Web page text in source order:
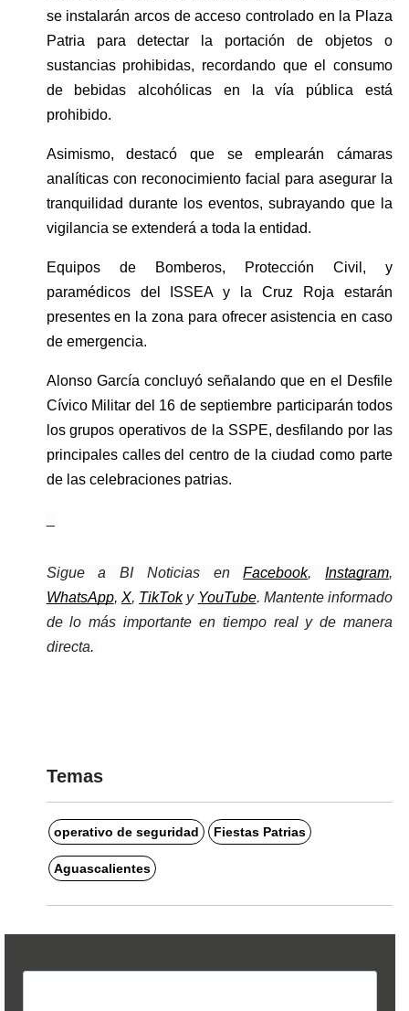
se instalarán arcos de acceso controlado en la Plaza
Patria para detectar la portación de objetos o
sustancias prohibidas, recordando que el consumo
de bebidas alcohólicas en la vía pública está
prohibido.
Asimismo, destacó que se emplearán cámaras
analíticas con reconocimiento facial para asegurar la
tranquilidad durante los eventos, subrayando que la
vigilancia se extenderá a toda la entidad.
Equipos de Bomberos, Protección Civil, y
paramédicos del ISSEA y la Cruz Roja estarán
presentes en la zona para ofrecer asistencia en caso
de emergencia.
Alonso García concluyó señalando que en el Desfile
Cívico Militar del 16 de septiembre participarán todos
los grupos operativos de la SSPE, desfilando por las
principales calles del centro de la ciudad como parte
de las celebraciones patrias.
Sigue a BI Noticias en Facebook, Instagram,
WhatsApp, X, TikTok y YouTube. Mantente informado
de lo más importante en tiempo real y de manera
directa.
Temas
operativo de seguridad Fiestas Patrias
Aguascalientes